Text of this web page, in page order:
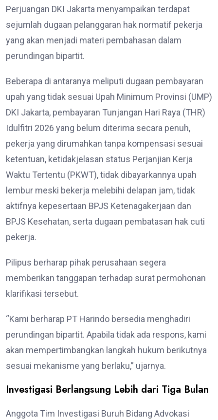
Perjuangan DKI Jakarta menyampaikan terdapat
sejumlah dugaan pelanggaran hak normatif pekerja
yang akan menjadi materi pembahasan dalam
perundingan bipartit.
Beberapa di antaranya meliputi dugaan pembayaran
upah yang tidak sesuai Upah Minimum Provinsi (UMP)
DKI Jakarta, pembayaran Tunjangan Hari Raya (THR)
Idulfitri 2026 yang belum diterima secara penuh,
pekerja yang dirumahkan tanpa kompensasi sesuai
ketentuan, ketidakjelasan status Perjanjian Kerja
Waktu Tertentu (PKWT), tidak dibayarkannya upah
lembur meski bekerja melebihi delapan jam, tidak
aktifnya kepesertaan BPJS Ketenagakerjaan dan
BPJS Kesehatan, serta dugaan pembatasan hak cuti
pekerja.
Pilipus berharap pihak perusahaan segera
memberikan tanggapan terhadap surat permohonan
klarifikasi tersebut.
“Kami berharap PT Harindo bersedia menghadiri
perundingan bipartit. Apabila tidak ada respons, kami
akan mempertimbangkan langkah hukum berikutnya
sesuai mekanisme yang berlaku,” ujarnya.
Investigasi Berlangsung Lebih dari Tiga Bulan
Anggota Tim Investigasi Buruh Bidang Advokasi